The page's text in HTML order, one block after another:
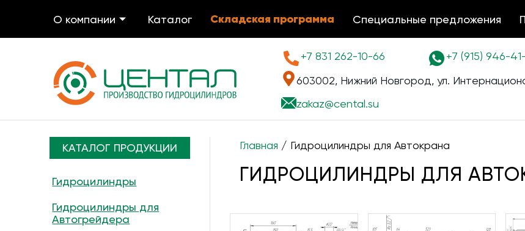
О компании Каталог Складская программа Специальные предложения
+7 831 262-10-66
+7 (915) 946-
603002, Нижний Новгород, ул.
zakaz@cental.su
КАТАЛОГ ПРОДУКЦИИ
Гидроцилиндры
Гидроцилиндры для
Автогрейдера
Главная / Гидроцилиндры для Автокрана
ГИДРОЦИЛИНДРЫ ДЛЯ